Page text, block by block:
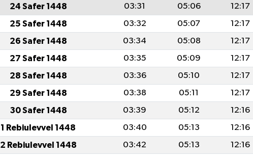
24 Safer 1448 03:31 05:06 12:17
25 Safer 1448 03:32 05:07 12:17
26 Safer 1448 03:34 05:08 12:17
27 Safer 1448 03:35 05:09 12:17
28 Safer 1448 03:36 05:10 12:17
29 Safer 1448 03:38 05:11 12:17
30 Safer 1448 03:39 05:12 12:16
1 Rebiulevvel 1448 03:40 05:13 12:16
2 Rebiulevvel 1448 03:42 05:13 12:16